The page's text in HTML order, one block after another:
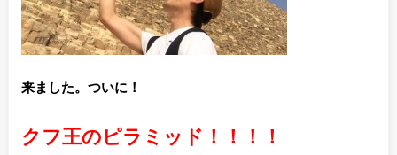
来ました。ついに！
クフ王のピラミッド！！！！